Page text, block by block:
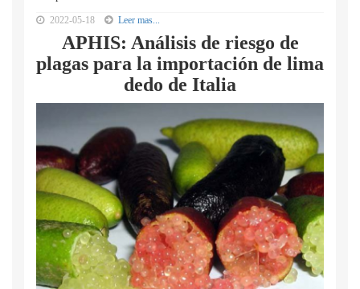
2022-05-18 Leer mas...
APHIS: Análisis de riesgo de
plagas para la importación de lima
dedo de Italia